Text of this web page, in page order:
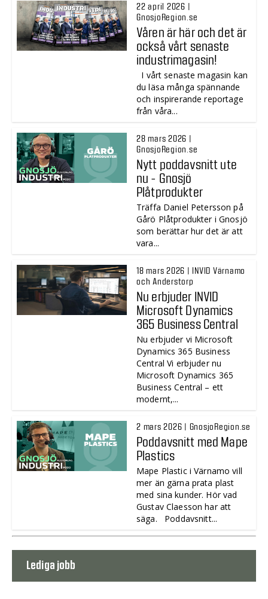
22 april 2026 |
GnosjoRegion.se
Våren är här och det är
också vårt senaste
industrimagasin!
I vårt senaste magasin kan
du läsa många spännande
och inspirerande reportage
från våra...
28 mars 2026 |
GnosjoRegion.se
Nytt poddavsnitt ute
nu - Gnosjö
Plåtprodukter
Träffa Daniel Petersson på
Gårö Plåtprodukter i Gnosjö
som berättar hur det är att
vara...
18 mars 2026 | INVID Värnamo
och Anderstorp
Nu erbjuder INVID
Microsoft Dynamics
365 Business Central
Nu erbjuder vi Microsoft
Dynamics 365 Business
Central Vi erbjuder nu
Microsoft Dynamics 365
Business Central – ett
modernt,...
2 mars 2026 | GnosjoRegion.se
Poddavsnitt med Mape
Plastics
Mape Plastic i Värnamo vill
mer än gärna prata plast
med sina kunder. Hör vad
Gustav Claesson har att
säga. Poddavsnitt...
Lediga jobb